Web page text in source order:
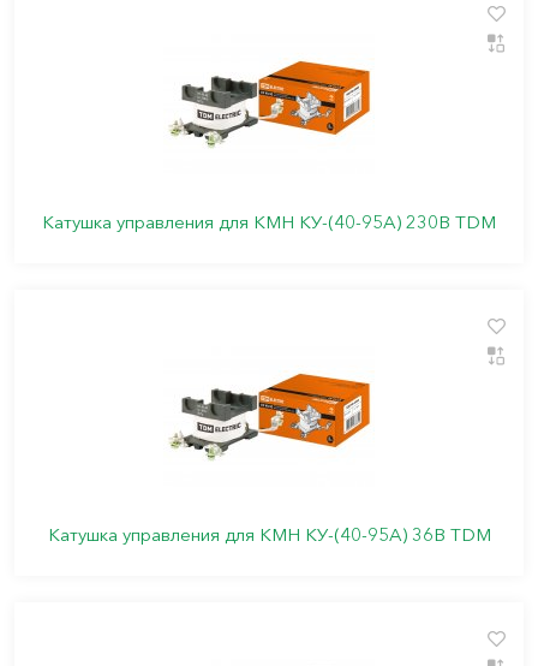
Катушка управления для КМН КУ-(40-95А) 230В TDM
Катушка управления для КМН КУ-(40-95А) 36В TDM